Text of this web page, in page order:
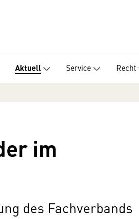
Aktuell Service Recht
im
des Fachverbands